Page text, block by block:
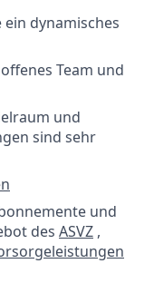
ein dynamisches
Team und
und
sind sehr
und
des ASVZ ,